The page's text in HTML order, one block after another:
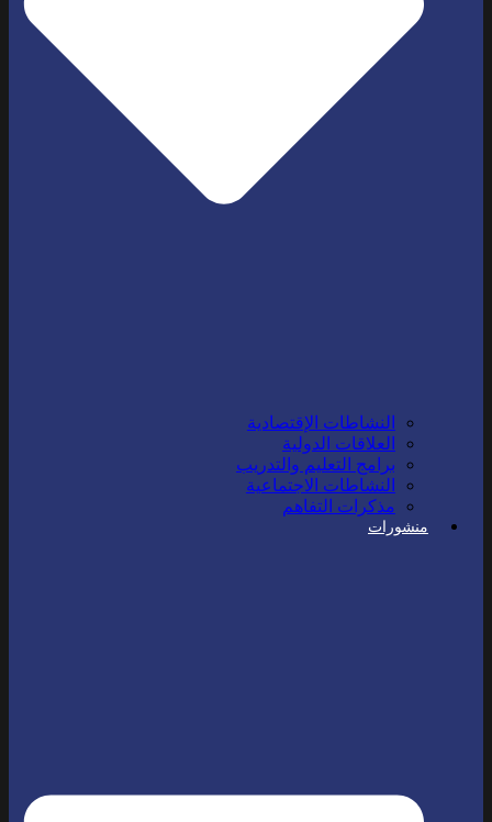
النشاطات الإقتصادية
العلاقات الدولية
برامج التعليم والتدريب
النشاطات الاجتماعية
مذكرات التفاهم
منشورات